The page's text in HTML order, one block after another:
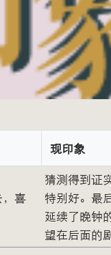
现印象
喜
猜测得到证
特别好。最
延续了晚钟
望在后面的